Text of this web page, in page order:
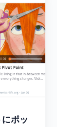
ポッ